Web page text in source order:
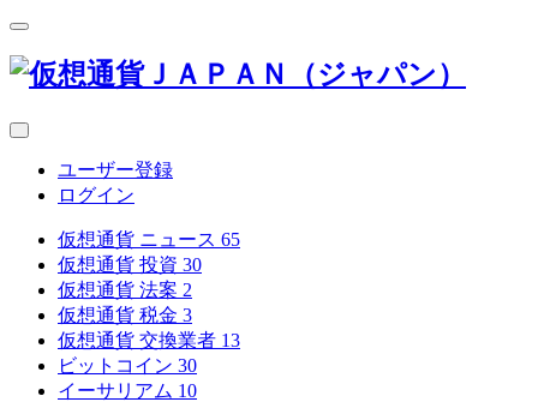
ユーザー登録
ログイン
仮想通貨 ニュース 65
仮想通貨 投資 30
仮想通貨 法案 2
仮想通貨 税金 3
仮想通貨 交換業者 13
ビットコイン 30
イーサリアム 10